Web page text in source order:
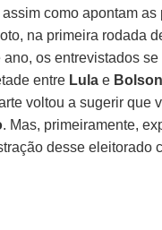
como apontam
na primeira rodada
ano, os entrevistados
entre Lula e
voltou a sugerir que
. Mas, primeiramente,
desse eleitorado